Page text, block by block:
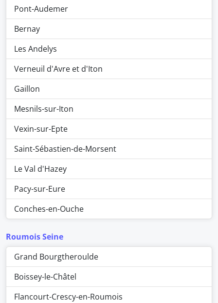
Pont-Audemer
Bernay
Les Andelys
Verneuil d'Avre et d'Iton
Gaillon
Mesnils-sur-Iton
Vexin-sur-Epte
Saint-Sébastien-de-Morsent
Le Val d'Hazey
Pacy-sur-Eure
Conches-en-Ouche
Roumois Seine
Grand Bourgtheroulde
Boissey-le-Châtel
Flancourt-Crescy-en-Roumois